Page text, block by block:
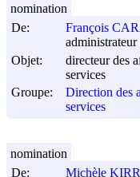
De:
François
Objet:
directeur des
services
Groupe:
Direction des
services
nomination
De:
Michèle
nomination